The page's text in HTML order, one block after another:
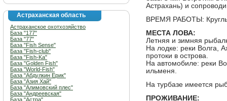
Астраханская область
Астраханское охотхозяйство
База "177"
База "77"
База "Fish Sense"
База "Fish-club"
База "Fish-Ka"
База "Golden Fish"
База "World-Fish"
База "Абдулкин Ерик"
База "Азия Хай"
База "Алимовский плес"
База "Андреевская"
База "Астра"
Астрахань) и
ВРЕМЯ РАБОТЫ:
МЕСТА ЛОВА:
Летняя и зимняя
На лодке: реки Волга,
протоки в острова.
На автомобиле: реки
ильменя.
На турбазе имеется
ПРОЖИВАНИЕ: